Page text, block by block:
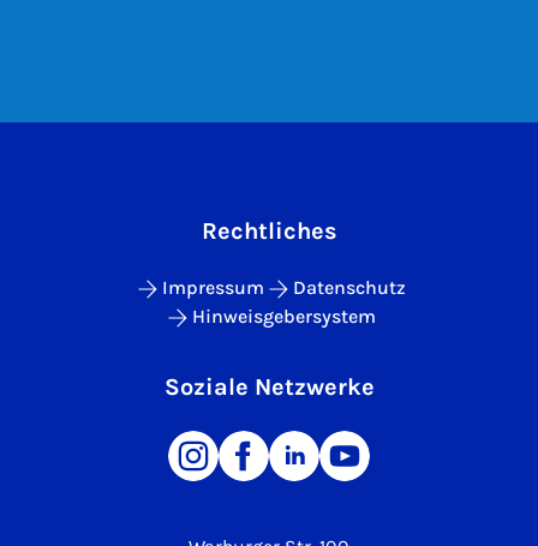
Rechtliches
Impressum
Datenschutz
Hinweisgebersystem
Soziale Netzwerke